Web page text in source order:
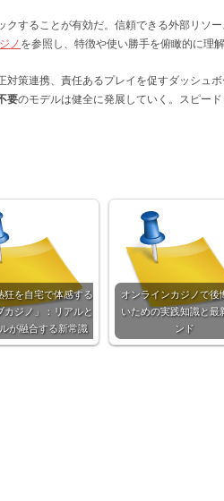
することが有効だ。信頼できる外部リソ
ノを参照し、特徴や使い勝手を俯瞰的に理
策連携、責任あるプレイを促すダッシュ
要のモデルは健全に発展していく。スピー
狂を自宅で体感する
カジノ」：リアルと
が融合する新常識
オンラインカジノで後
いための実践知識と最
ンド